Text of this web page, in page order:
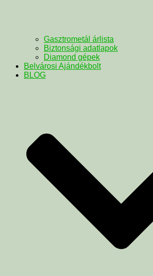
Gasztrometál árlista
Biztonsági adatlapok
Diamond gépek
Belvárosi Ajándékbolt
BLOG